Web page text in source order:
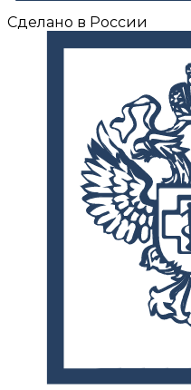
Сделано в России